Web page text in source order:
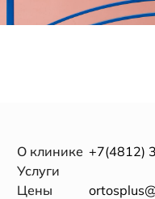
О клинике
Услуги
Цены
+7(4812)